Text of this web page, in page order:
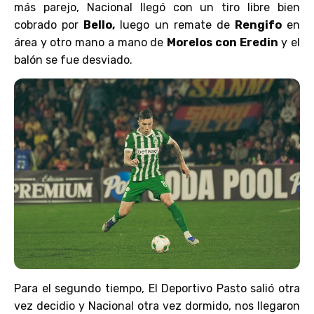
más parejo, Nacional llegó con un tiro libre bien
cobrado por Bello, luego un remate de Rengifoen
área y otro mano a mano de Morelos con Eredin y el
balón se fue desviado.
Para el segundo tiempo, El Deportivo Pasto salió otra
vez decidio y Nacional otra vez dormido, nos llegaron